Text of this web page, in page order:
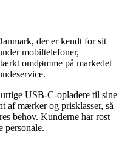
der er kendt for sit
mobiltelefoner,
omdømme på markedet
USB-C-opladere til sine
af mærker og prisklasser, så
behov. Kunderne har rost
personale.